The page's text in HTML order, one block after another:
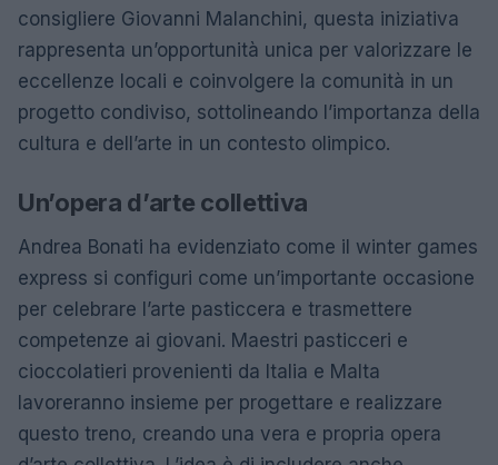
consigliere Giovanni Malanchini, questa iniziativa
rappresenta un’opportunità unica per valorizzare le
eccellenze locali e coinvolgere la comunità in un
progetto condiviso, sottolineando l’importanza della
cultura e dell’arte in un contesto olimpico.
Un’opera d’arte collettiva
Andrea Bonati ha evidenziato come il winter games
express si configuri come un’importante occasione
per celebrare l’arte pasticcera e trasmettere
competenze ai giovani. Maestri pasticceri e
cioccolatieri provenienti da Italia e Malta
lavoreranno insieme per progettare e realizzare
questo treno, creando una vera e propria opera